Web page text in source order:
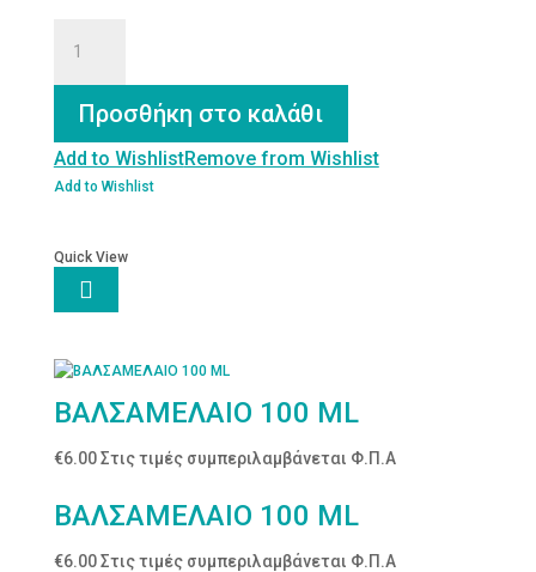
Έλαιο
ποσότητα
Προσθήκη στο καλάθι
Add to WishlistRemove from Wishlist
Add to Wishlist
Quick View

ΒΑΛΣΑΜΕΛΑΙΟ 100 ML
€6.00 Στις τιμές συμπεριλαμβάνεται Φ.Π.Α
ΒΑΛΣΑΜΕΛΑΙΟ 100 ML
€6.00 Στις τιμές συμπεριλαμβάνεται Φ.Π.Α